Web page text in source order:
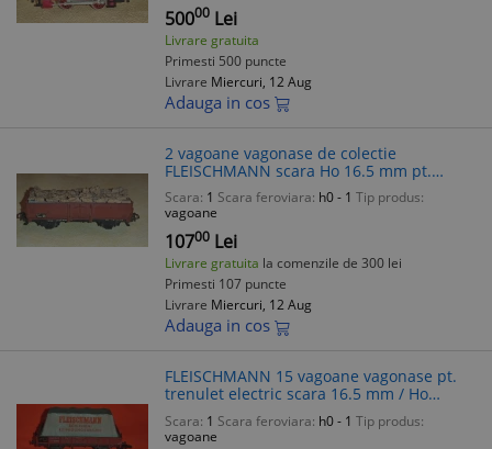
50000 Lei
Livrare gratuita
Primesti 500 puncte
Livrare Miercuri, 12 Aug
Adauga in cos
2 vagoane vagonase de colectie
FLEISCHMANN scara Ho 16.5 mm pt.
colectie recuzita panoplie
Scara: 1 Scara feroviara: h0 - 1 Tip produs:
vagoane
10700 Lei
Livrare gratuita la comenzile de 300 lei
Primesti 107 puncte
Livrare Miercuri, 12 Aug
Adauga in cos
FLEISCHMANN 15 vagoane vagonase pt.
trenulet electric scara 16.5 mm / Ho
modele vechi +
Scara: 1 Scara feroviara: h0 - 1 Tip produs:
vagoane